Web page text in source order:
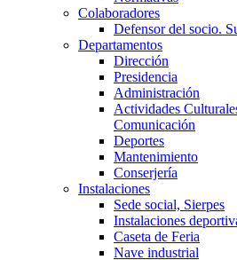
Colaboradores
Defensor del socio.
Departamentos
Dirección
Presidencia
Administración
Actividades
Comunicación
Deportes
Mantenimiento
Conserjería
Instalaciones
Sede social, Sierpes
Instalaciones
Caseta de Feria
Nave industrial